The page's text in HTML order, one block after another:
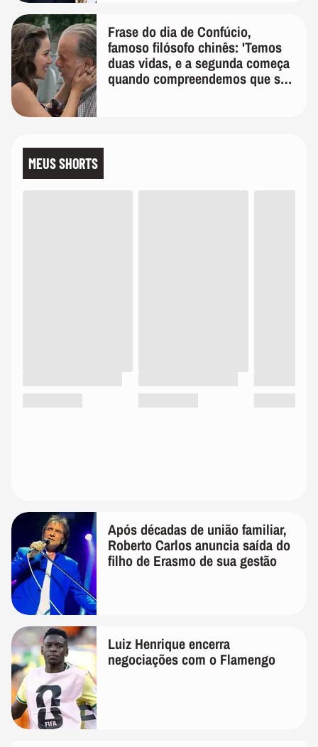
Frase do dia de Confúcio,
famoso filósofo chinês: 'Temos
duas vidas, e a segunda começa
quando compreendemos que só
MEUS SHORTS
Após décadas de união familiar,
Roberto Carlos anuncia saída do
filho de Erasmo de sua gestão
Luiz Henrique encerra
negociações com o Flamengo